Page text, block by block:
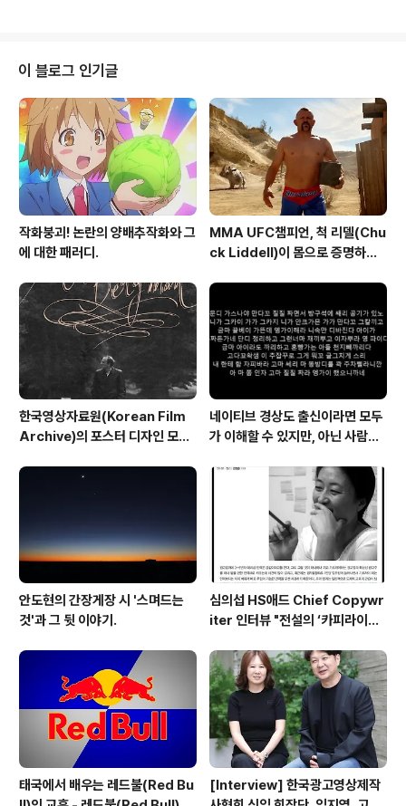
린이셋트(Fresh Fit for Kids)를 사먹으면 스타워즈 딱풀
(글루스틱) 광선검과 8가지 종류의 메신저백을 주는 이벤
트를 알리는 광고를 만든것, 아들과 함께 어린이셋트를 주
문하는 아빠가 민망했는지, 아들의 다른 형이 있다고 거짓
말하는 모습이 귀엽다. 그래, 덕질에는 남녀노소가 따로 없
지. 스타워즈 타이인 ..
이 블로그 인기글
작화붕괴! 논란의 양배추작화와 그
에 대한 패러디.
MMA UFC챔피언, 척 리델(Chu
ck Liddell)이 몸으로 증명하는
리(Autozone Duralast Batt
ery) TV광고 'Walk the Wal
k'편 [한글자막]
한국영상자료원(Korean Film
Archive)의 포스터 디자인 모음
네이티브 경상도 출신이라면 모두
가 이해할 수 있지만, 아닌 사람에
안도현의 간장게장 시 '스며드는
것'과 그 뒷 이야기.
심의섭 HS애드 Chief Copywr
iter 인터뷰 "전설의 ‘카피라이터
태국에서 배우는 레드불(Red Bu
[Interview] 한국광고영상제작